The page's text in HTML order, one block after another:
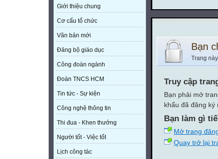
Giới thiệu chung
Cơ cấu tổ chức
Văn bản mới
Đảng bộ giáo dục
Công đoàn ngành
Đoàn TNCS HCM
Tin tức - Sự kiện
Công nghệ thông tin
Thi đua - Khen thưởng
Người tốt - Việc tốt
Lịch công tác
Bạn
Trang
Truy cập
Bạn phải mở
khẩu đã đăng
Bạn làm gì
Mở trang
Quay trở lại